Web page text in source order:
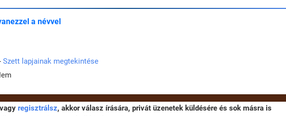
a névvel
Szett lapjainak megtekintése
regisztrálsz, akkor válasz írására, privát üzenetek küldésére és sok másra is